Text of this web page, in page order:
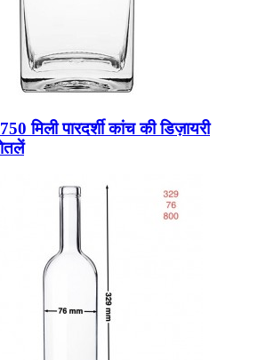
मिली पारदर्शी कांच की डिज़ायरी